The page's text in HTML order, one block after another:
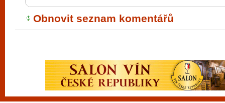
Obnovit seznam komentářů